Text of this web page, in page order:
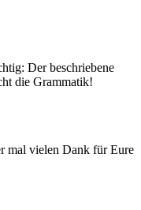
Der beschriebene
die Grammatik!
mal vielen Dank für Eure